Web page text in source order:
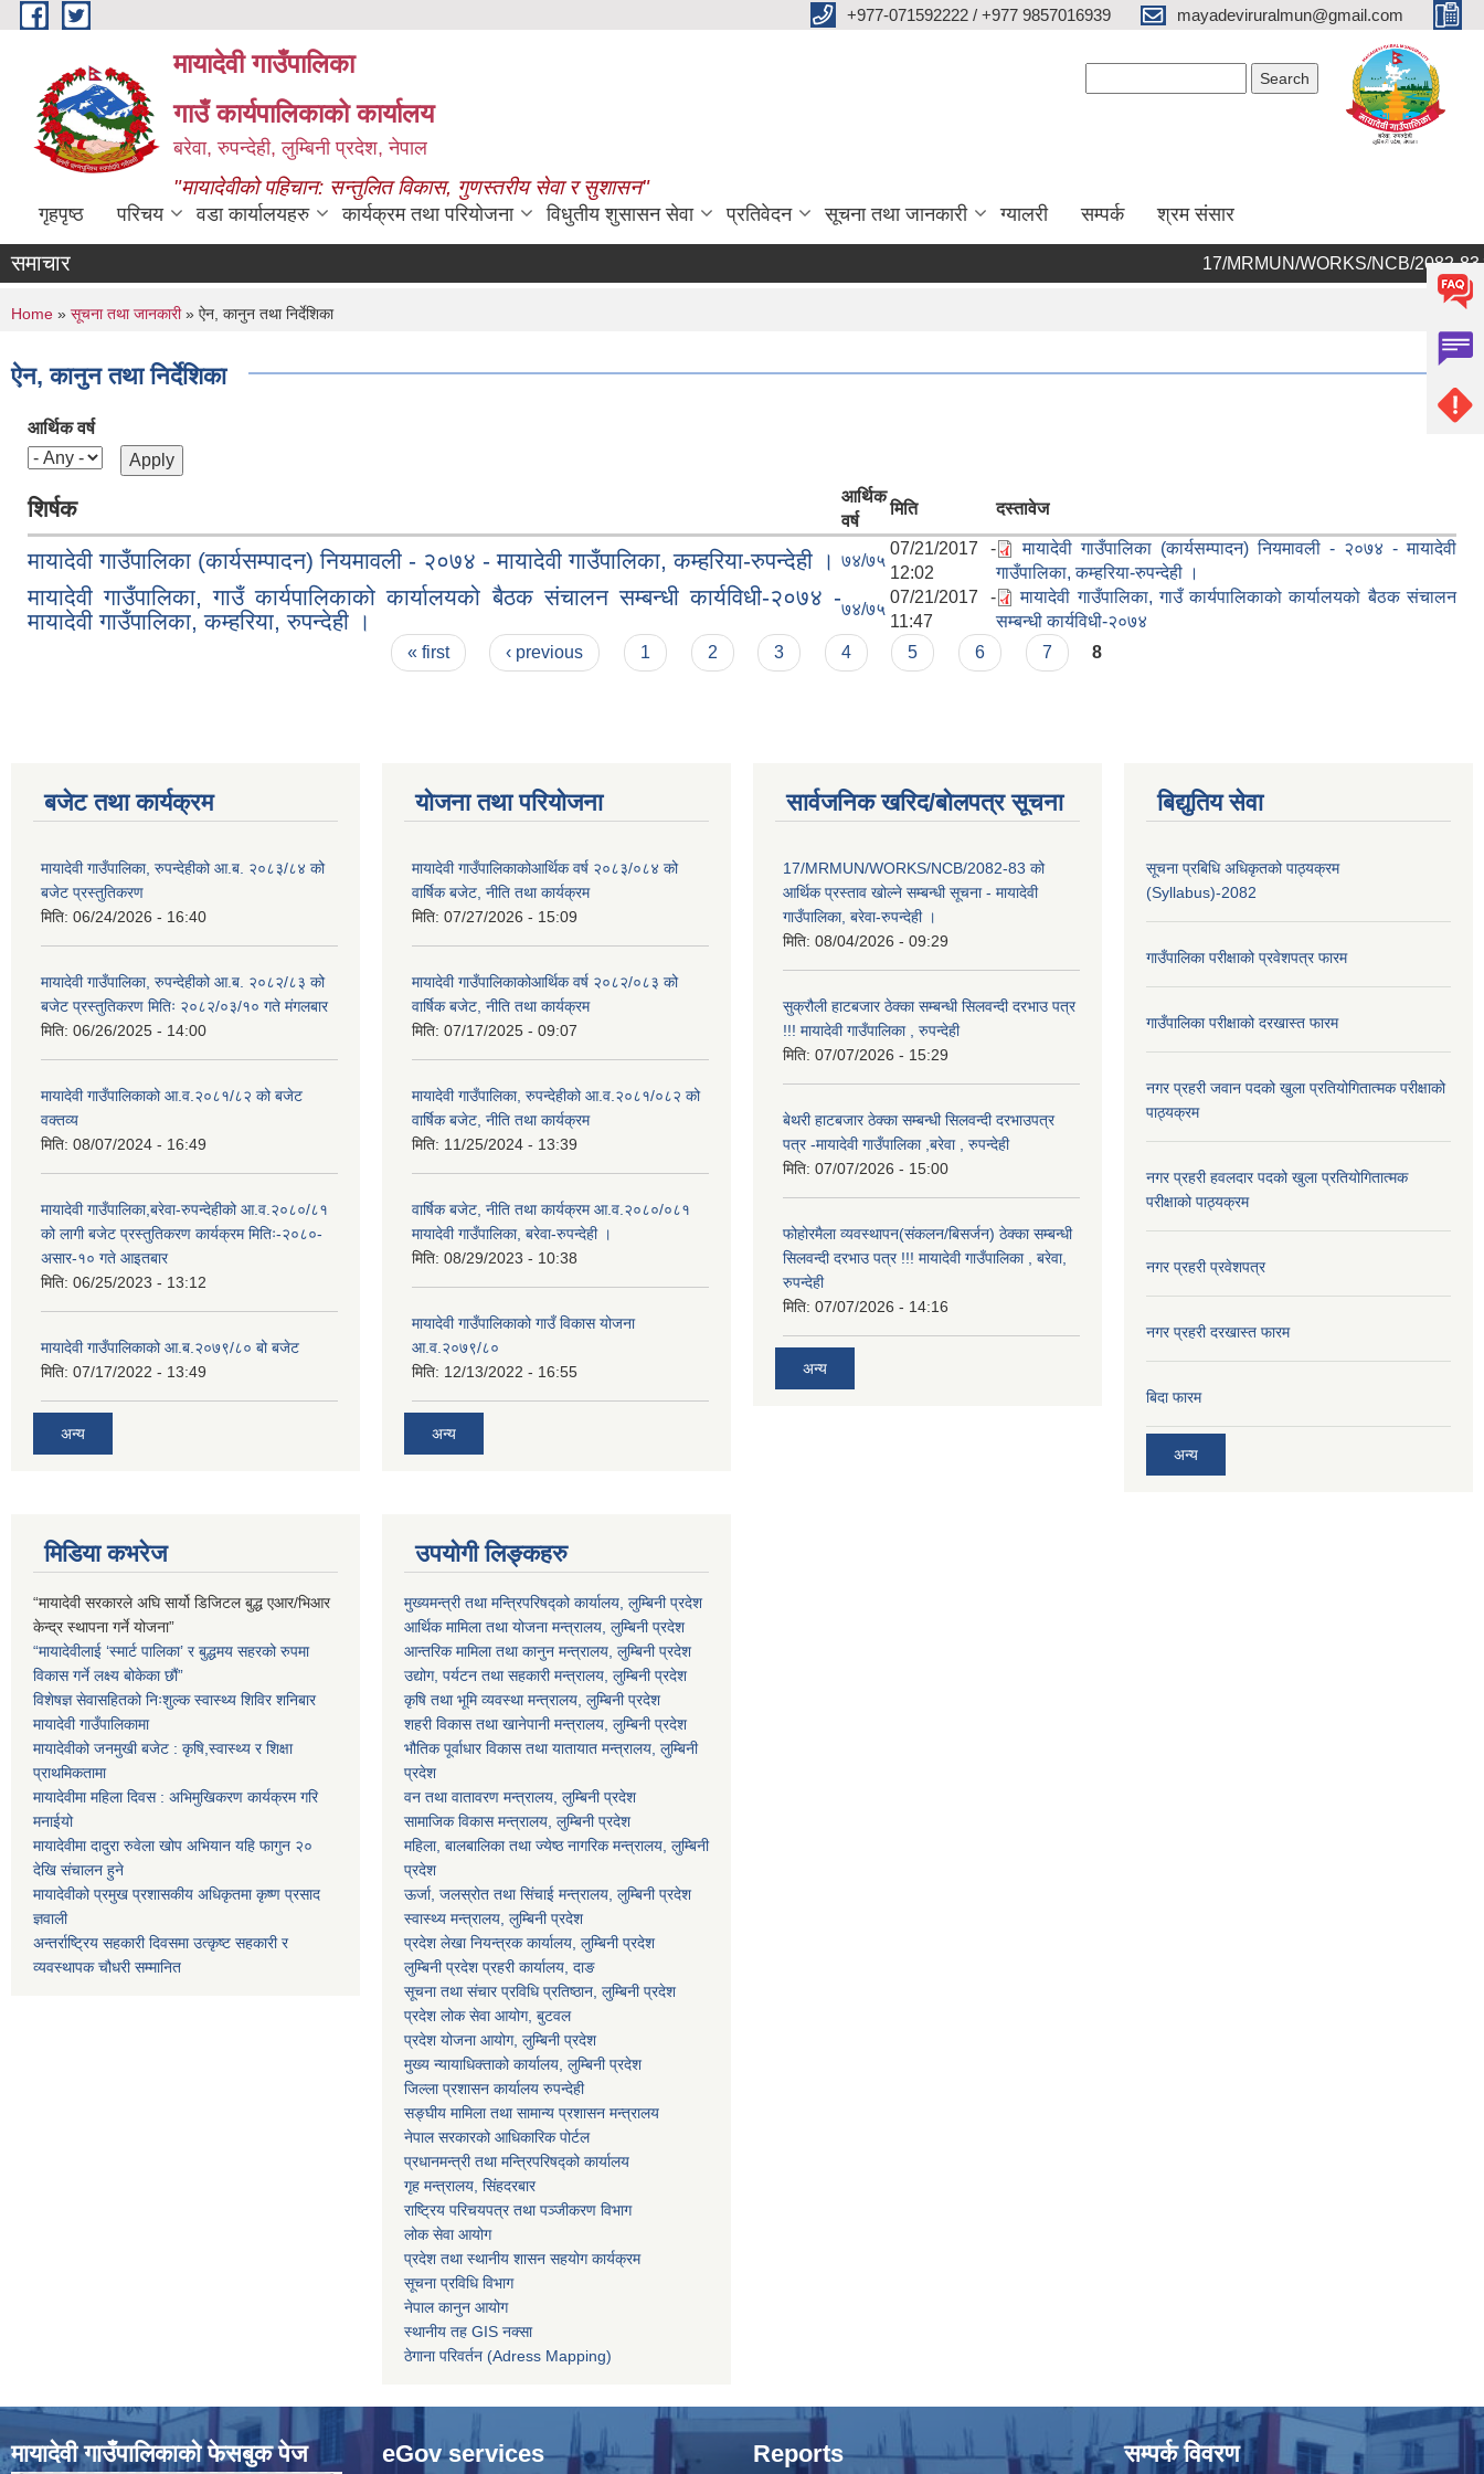
Skip to main content +977-071592222 / +977 9857016939 mayadeviruralmun@gmail.com
मायादेवी गाउँपालिका
गाउँ कार्यपालिकाको कार्यालय
बरेवा, रुपन्देही, लुम्बिनी प्रदेश, नेपाल
"मायादेवीको पहिचान: सन्तुलित विकास, गुणस्तरीय सेवा र सुशासन"
गृहपृष्ठ परिचय वडा कार्यालयहरु कार्यक्रम तथा परियोजना विधुतीय शुसासन सेवा प्रतिवेदन सूचना तथा जानकारी ग्यालरी सम्पर्क श्रम संसार
समाचार 17/MRMUN/WORKS/NCB/2082-83 को
You are here
Home » सूचना तथा जानकारी» ऐन, कानुन तथा निर्देशिका
ऐन, कानुन तथा निर्देशिका
आर्थिक वर्ष
शिर्षक
आर्थिक
वर्ष
मिति दस्तावेज
मायादेवी गाउँपालिका (कार्यसम्पादन) नियमावली - २०७४ - मायादेवी गाउँपालिका, कम्हरिया-रुपन्देही । ७४/७५
07/21/2017 -
12:02
मायादेवी गाउँपालिका (कार्यसम्पादन) नियमावली - २०७४ - मायादेवी
गाउँपालिका, कम्हरिया-रुपन्देही ।
मायादेवी गाउँपालिका, गाउँ कार्यपालिकाको कार्यालयको बैठक संचालन सम्बन्धी कार्यविधी-२०७४ -
मायादेवी गाउँपालिका, कम्हरिया, रुपन्देही ।
७४/७५
07/21/2017 -
11:47
मायादेवी गाउँपालिका, गाउँ कार्यपालिकाको कार्यालयको बैठक संचालन
सम्बन्धी कार्यविधी-२०७४
« first ‹ previous 1 2 3 4 5 6 7 8
बजेट तथा कार्यक्रम
मायादेवी गाउँपालिका, रुपन्देहीको आ.ब. २०८३/८४ को
बजेट प्रस्तुतिकरण
मिति: 06/24/2026 - 16:40
मायादेवी गाउँपालिका, रुपन्देहीको आ.ब. २०८२/८३ को
बजेट प्रस्तुतिकरण मितिः २०८२/०३/१० गते मंगलबार
मिति: 06/26/2025 - 14:00
मायादेवी गाउँपालिकाको आ.व.२०८१/८२ को बजेट
वक्तव्य
मिति: 08/07/2024 - 16:49
मायादेवी गाउँपालिका,बरेवा-रुपन्देहीको आ.व.२०८०/८१
को लागी बजेट प्रस्तुतिकरण कार्यक्रम मितिः-२०८०-
असार-१० गते आइतबार
मिति: 06/25/2023 - 13:12
मायादेवी गाउँपालिकाको आ.ब.२०७९/८० बो बजेट
मिति: 07/17/2022 - 13:49
अन्य
योजना तथा परियोजना
मायादेवी गाउँपालिकाकोआर्थिक वर्ष २०८३/०८४ को
वार्षिक बजेट, नीति तथा कार्यक्रम
मिति: 07/27/2026 - 15:09
मायादेवी गाउँपालिकाकोआर्थिक वर्ष २०८२/०८३ को
वार्षिक बजेट, नीति तथा कार्यक्रम
मिति: 07/17/2025 - 09:07
मायादेवी गाउँपालिका, रुपन्देहीको आ.व.२०८१/०८२ को
वार्षिक बजेट, नीति तथा कार्यक्रम
मिति: 11/25/2024 - 13:39
वार्षिक बजेट, नीति तथा कार्यक्रम आ.व.२०८०/०८१
मायादेवी गाउँपालिका, बरेवा-रुपन्देही ।
मिति: 08/29/2023 - 10:38
मायादेवी गाउँपालिकाको गाउँ विकास योजना
आ.व.२०७९/८०
मिति: 12/13/2022 - 16:55
अन्य
सार्वजनिक खरिद/बोलपत्र सूचना
17/MRMUN/WORKS/NCB/2082-83 को
आर्थिक प्रस्ताव खोल्ने सम्बन्धी सूचना - मायादेवी
गाउँपालिका, बरेवा-रुपन्देही ।
मिति: 08/04/2026 - 09:29
सुक्रौली हाटबजार ठेक्का सम्बन्धी सिलवन्दी दरभाउ पत्र
!!! मायादेवी गाउँपालिका , रुपन्देही
मिति: 07/07/2026 - 15:29
बेथरी हाटबजार ठेक्का सम्बन्धी सिलवन्दी दरभाउपत्र
पत्र -मायादेवी गाउँपालिका ,बरेवा , रुपन्देही
मिति: 07/07/2026 - 15:00
फोहोरमैला व्यवस्थापन(संकलन/बिसर्जन) ठेक्का सम्बन्धी
सिलवन्दी दरभाउ पत्र !!! मायादेवी गाउँपालिका , बरेवा,
रुपन्देही
मिति: 07/07/2026 - 14:16
अन्य
बिद्युतिय सेवा
सूचना प्रबिधि अधिकृतको पाठ्यक्रम
(Syllabus)-2082
गाउँपालिका परीक्षाको प्रवेशपत्र फारम
गाउँपालिका परीक्षाको दरखास्त फारम
नगर प्रहरी जवान पदको खुला प्रतियोगितात्मक परीक्षाको
पाठ्यक्रम
नगर प्रहरी हवलदार पदको खुला प्रतियोगितात्मक
परीक्षाको पाठ्यक्रम
नगर प्रहरी प्रवेशपत्र
नगर प्रहरी दरखास्त फारम
बिदा फारम
अन्य
मिडिया कभरेज
“मायादेवी सरकारले अघि सार्यो डिजिटल बुद्ध एआर/भिआर
केन्द्र स्थापना गर्ने योजना”
“मायादेवीलाई ‘स्मार्ट पालिका’ र बुद्धमय सहरको रुपमा
विकास गर्ने लक्ष्य बोकेका छौं”
विशेषज्ञ सेवासहितको निःशुल्क स्वास्थ्य शिविर शनिबार
मायादेवी गाउँपालिकामा
मायादेवीको जनमुखी बजेट : कृषि,स्वास्थ्य र शिक्षा
प्राथमिकतामा
मायादेवीमा महिला दिवस : अभिमुखिकरण कार्यक्रम गरि
मनाईयो
मायादेवीमा दादुरा रुवेला खोप अभियान यहि फागुन २०
देखि संचालन हुने
मायादेवीको प्रमुख प्रशासकीय अधिकृतमा कृष्ण प्रसाद
ज्ञवाली
अन्तर्राष्ट्रिय सहकारी दिवसमा उत्कृष्ट सहकारी र
व्यवस्थापक चौधरी सम्मानित
उपयोगी लिङ्कहरु
मुख्यमन्त्री तथा मन्त्रिपरिषद्को कार्यालय, लुम्बिनी प्रदेश
आर्थिक मामिला तथा योजना मन्त्रालय, लुम्बिनी प्रदेश
आन्तरिक मामिला तथा कानुन मन्त्रालय, लुम्बिनी प्रदेश
उद्योग, पर्यटन तथा सहकारी मन्त्रालय, लुम्बिनी प्रदेश
कृषि तथा भूमि व्यवस्था मन्त्रालय, लुम्बिनी प्रदेश
शहरी विकास तथा खानेपानी मन्त्रालय, लुम्बिनी प्रदेश
भौतिक पूर्वाधार विकास तथा यातायात मन्त्रालय, लुम्बिनी
प्रदेश
वन तथा वातावरण मन्त्रालय, लुम्बिनी प्रदेश
सामाजिक विकास मन्त्रालय, लुम्बिनी प्रदेश
महिला, बालबालिका तथा ज्येष्ठ नागरिक मन्त्रालय, लुम्बिनी
प्रदेश
ऊर्जा, जलस्रोत तथा सिंचाई मन्त्रालय, लुम्बिनी प्रदेश
स्वास्थ्य मन्त्रालय, लुम्बिनी प्रदेश
प्रदेश लेखा नियन्त्रक कार्यालय, लुम्बिनी प्रदेश
लुम्बिनी प्रदेश प्रहरी कार्यालय, दाङ
सूचना तथा संचार प्रविधि प्रतिष्ठान, लुम्बिनी प्रदेश
प्रदेश लोक सेवा आयोग, बुटवल
प्रदेश योजना आयोग, लुम्बिनी प्रदेश
मुख्य न्यायाधिक्ताको कार्यालय, लुम्बिनी प्रदेश
जिल्ला प्रशासन कार्यालय रुपन्देही
सङ्घीय मामिला तथा सामान्य प्रशासन मन्त्रालय
नेपाल सरकारको आधिकारिक पोर्टल
प्रधानमन्त्री तथा मन्त्रिपरिषद्को कार्यालय
गृह मन्त्रालय, सिंहदरबार
राष्ट्रिय परिचयपत्र तथा पञ्जीकरण विभाग
लोक सेवा आयोग
प्रदेश तथा स्थानीय शासन सहयोग कार्यक्रम
सूचना प्रविधि विभाग
नेपाल कानुन आयोग
स्थानीय तह GIS नक्सा
ठेगाना परिवर्तन (Adress Mapping)
मायादेवी गाउँपालिकाको फेसबुक पेज eGov services Reports सम्पर्क विवरण